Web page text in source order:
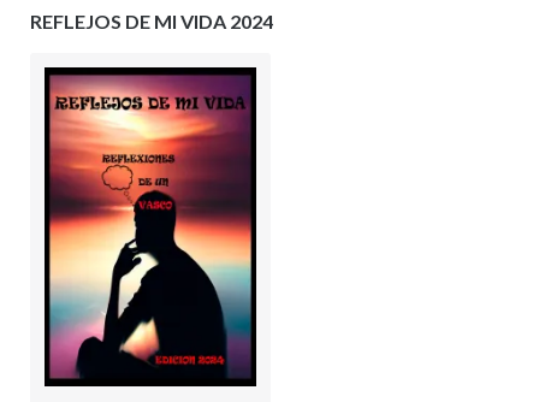
REFLEJOS DE MI VIDA 2024